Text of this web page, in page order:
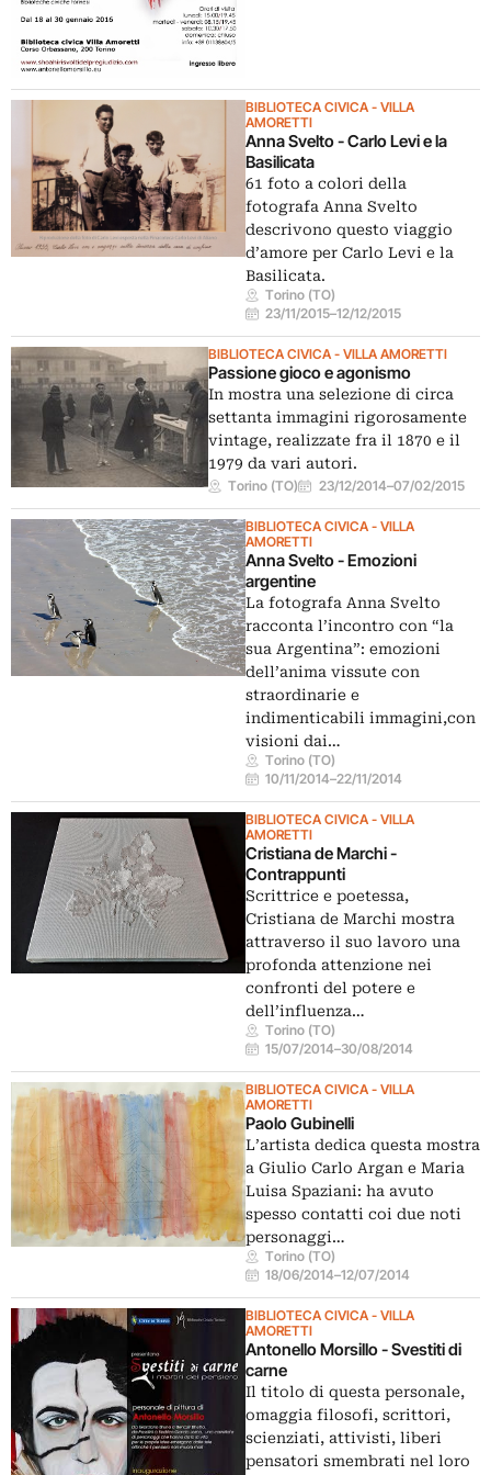
BIBLIOTECA CIVICA - VILLA
AMORETTI
Anna Svelto - Carlo Levi e la
Basilicata
61 foto a colori della
fotografa Anna Svelto
descrivono questo viaggio
d’amore per Carlo Levi e la
Basilicata.
Torino (TO)
23/11/2015–12/12/2015
BIBLIOTECA CIVICA - VILLA AMORETTI
Passione gioco e agonismo
In mostra una selezione di circa
settanta immagini rigorosamente
vintage, realizzate fra il 1870 e il
1979 da vari autori.
Torino (TO) 23/12/2014–07/02/2015
BIBLIOTECA CIVICA - VILLA
AMORETTI
Anna Svelto - Emozioni
argentine
La fotografa Anna Svelto
racconta l’incontro con “la
sua Argentina”: emozioni
dell’anima vissute con
straordinarie e
indimenticabili immagini,con
visioni dai…
Torino (TO)
10/11/2014–22/11/2014
BIBLIOTECA CIVICA - VILLA
AMORETTI
Cristiana de Marchi -
Contrappunti
Scrittrice e poetessa,
Cristiana de Marchi mostra
attraverso il suo lavoro una
profonda attenzione nei
confronti del potere e
dell’influenza…
Torino (TO)
15/07/2014–30/08/2014
BIBLIOTECA CIVICA - VILLA
AMORETTI
Paolo Gubinelli
L’artista dedica questa mostra
a Giulio Carlo Argan e Maria
Luisa Spaziani: ha avuto
spesso contatti coi due noti
personaggi…
Torino (TO)
18/06/2014–12/07/2014
BIBLIOTECA CIVICA - VILLA
AMORETTI
Antonello Morsillo - Svestiti di
carne
Il titolo di questa personale,
omaggia filosofi, scrittori,
scienziati, attivisti, liberi
pensatori smembrati nel loro